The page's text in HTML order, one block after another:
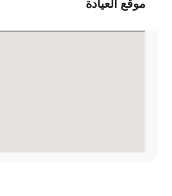
موقع العيادة